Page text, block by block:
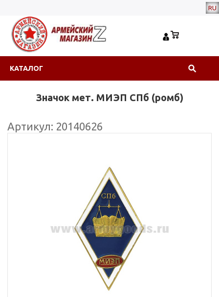
RU
КАТАЛОГ
Значок мет. МИЭП СПб (ромб)
Артикул: 20140626